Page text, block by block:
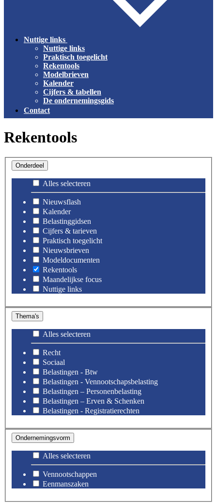
Nuttige links
Nuttige links
Praktisch toegelicht
Rekentools
Modelbrieven
Kalender
Cijfers & tabellen
De ondernemingsgids
Contact
Rekentools
Onderdeel
Alles selecteren
Nieuwsflash
Kalender
Belastinggidsen
Cijfers & tarieven
Praktisch toegelicht
Nieuwsbrieven
Modeldocumenten
Rekentools
Maandelijkse focus
Nuttige links
Thema's
Alles selecteren
Recht
Sociaal
Belastingen - Btw
Belastingen - Vennootschapsbelasting
Belastingen – Personenbelasting
Belastingen – Erven & Schenken
Belastingen - Registratierechten
Ondernemingsvorm
Alles selecteren
Vennootschappen
Eenmanszaken